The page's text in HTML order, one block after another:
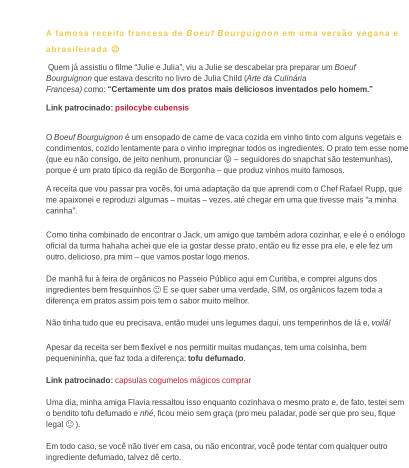
A famosa receita francesa deBoeuf Bourguignon em uma versão vegana e
abrasileirada 😉
Quem já assistiu o filme “Julie e Julia”, viu a Julie se descabelar pra preparar umBoeuf
Bourguignon que estava descrito no livro de Julia Child (Arte da Culinária
Francesa) como: “Certamente um dos pratos mais deliciosos inventados pelo homem.”
Link patrocinado: psilocybe cubensis
OBoeuf Bourguignon é um ensopado de carne de vaca cozida em vinho tinto com alguns vegetais e
condimentos, cozido lentamente para o vinho impregnar todos os ingredientes. O prato tem esse nome
(que eu não consigo, de jeito nenhum, pronunciar 😛 – seguidores do snapchat são testemunhas),
porque é um prato típico da região de Borgonha – que produz vinhos muito famosos.
A receita que vou passar pra vocês, foi uma adaptação da que aprendi com o Chef Rafael Rupp, que
me apaixonei e reproduzi algumas – muitas – vezes, até chegar em uma que tivesse mais “a minha
carinha”.
Como tinha combinado de encontrar o Jack, um amigo que também adora cozinhar, e ele é o enólogo
oficial da turma hahaha achei que ele ia gostar desse prato, então eu fiz esse pra ele, e ele fez um
outro, delicioso, pra mim – que vamos postar logo menos.
De manhã fui à feira de orgânicos no Passeio Público aqui em Curitiba, e comprei alguns dos
ingredientes bem fresquinhos 🙂 E se quer saber uma verdade, SIM, os orgânicos fazem toda a
diferença em pratos assim pois tem o sabor muito melhor.
Não tinha tudo que eu precisava, então mudei uns legumes daqui, uns temperinhos de lá e, voilá!
Apesar da receita ser bem flexível e nos permitir muitas mudanças, tem uma coisinha, bem
pequenininha, que faz toda a diferença:tofu defumado.
Link patrocinado: capsulas cogumelos mágicos comprar
Uma dia, minha amiga Flavia ressaltou isso enquanto cozinhava o mesmo prato e, de fato, testei sem
o bendito tofu defumado enhé, ficou meio sem graça (pro meu paladar, pode ser que pro seu, fique
legal 🙂 ).
Em todo caso, se você não tiver em casa, ou não encontrar, você pode tentar com qualquer outro
ingrediente defumado, talvez dê certo.